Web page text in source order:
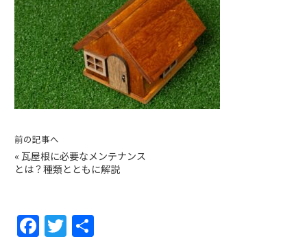
前の記事へ
« 瓦屋根に必要なメンテナンス
とは？種類とともに解説
F T